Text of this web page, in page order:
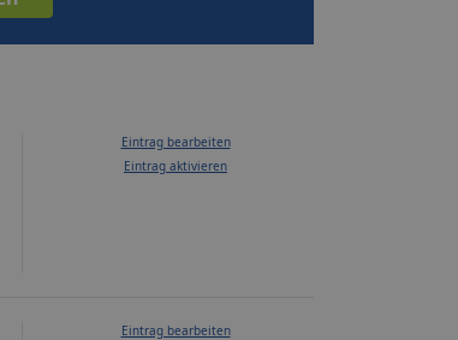
Eintrag bearbeiten
Eintrag aktivieren
Eintrag bearbeiten